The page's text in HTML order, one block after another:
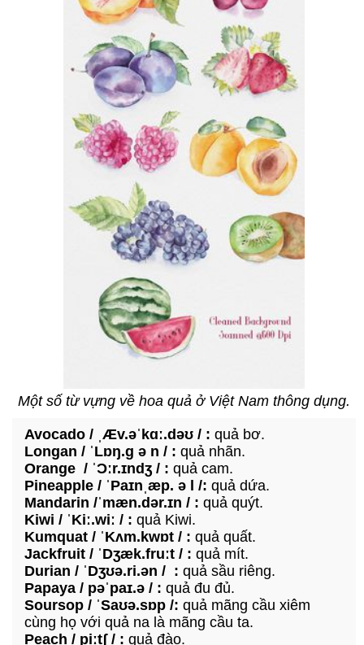
Một số từ vựng về hoa quả ở Việt Nam thông dụng.
Avocado / ˌÆv.əˈkɑː.dəʊ / : quả bơ.
Longan / ˈLɒŋ.ɡ ə n / : quả nhãn.
Orange / ˈƆːr.ɪndʒ / : quả cam.
Pineapple / ˈPaɪnˌæp. ə l /: quả dứa.
Mandarin /ˈmæn.dər.ɪn / : quả quýt.
Kiwi / ˈKiː.wiː / : quả Kiwi.
Kumquat / ˈKʌm.kwɒt / : quả quất.
Jackfruit / ˈDʒæk.fruːt / : quả mít.
Durian / ˈDʒʊə.ri.ən / : quả sầu riêng.
Papaya / pəˈpaɪ.ə / : quả đu đủ.
Soursop / ˈSaʊə.sɒp /: quả mãng cầu xiêm
cùng họ với quả na là mãng cầu ta.
Peach / piːtʃ / : quả đào.